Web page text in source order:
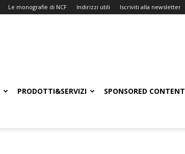
Le monografie di NCF Indirizzi utili Iscriviti alla newsletter
PRODOTTI&SERVIZI SPONSORED CONTENT